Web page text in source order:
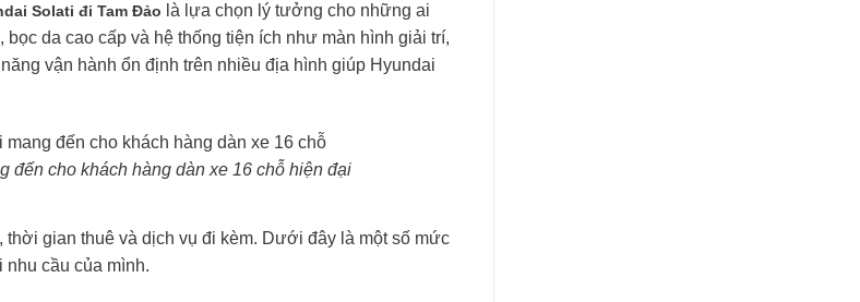
Solati đi Tam Đảo là lựa chọn lý tưởng cho những ai
da cao cấp và hệ thống tiện ích như màn hình giải trí,
vận hành ổn định trên nhiều địa hình giúp Hyundai
đến cho khách hàng dàn xe 16 chỗ hiện đại
gian thuê và dịch vụ đi kèm. Dưới đây là một số mức
cầu của mình.